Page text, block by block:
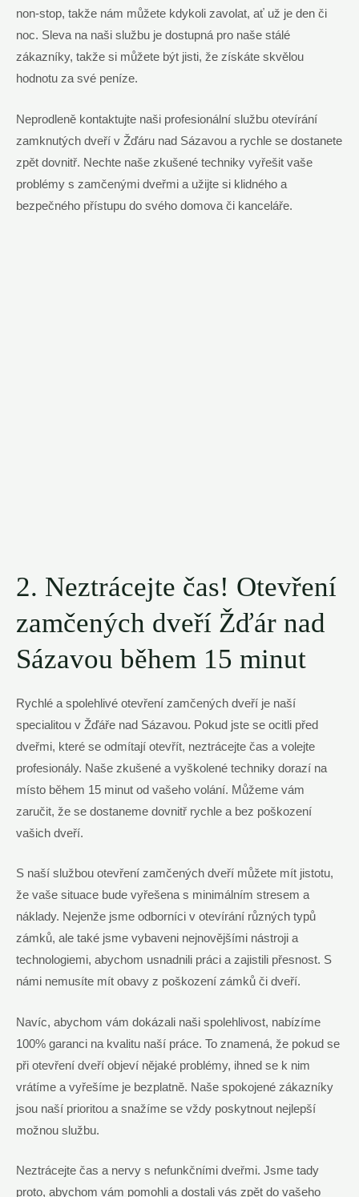
non-stop, takže nám můžete kdykoli zavolat, ať už je den či
noc. Sleva na naši službu je dostupná pro naše stálé
zákazníky, takže si můžete být jisti, že získáte skvělou
hodnotu za své peníze.
Neprodleně kontaktujte naši profesionální službu otevírání
zamknutých dveří v Žďáru nad Sázavou a rychle se dostanete
zpět dovnitř. Nechte naše zkušené techniky vyřešit vaše
problémy s zamčenými dveřmi a užijte si klidného a
bezpečného přístupu do svého domova či kanceláře.
2. Neztrácejte čas! Otevření
zamčených dveří Žďár nad
Sázavou během 15 minut
Rychlé a spolehlivé otevření zamčených dveří je naší
specialitou v Žďáře nad Sázavou. Pokud jste se ocitli před
dveřmi, které se odmítají otevřít, neztrácejte čas a volejte
profesionály. Naše zkušené a vyškolené techniky dorazí na
místo během 15 minut od vašeho volání. Můžeme vám
zaručit, že se dostaneme dovnitř rychle a bez poškození
vašich dveří.
S naší službou otevření zamčených dveří můžete mít jistotu,
že vaše situace bude vyřešena s minimálním stresem a
náklady. Nejenže jsme odborníci v otevírání různých typů
zámků, ale také jsme vybaveni nejnovějšími nástroji a
technologiemi, abychom usnadnili práci a zajistili přesnost. S
námi nemusíte mít obavy z poškození zámků či dveří.
Navíc, abychom vám dokázali naši spolehlivost, nabízíme
100% garanci na kvalitu naší práce. To znamená, že pokud se
při otevření dveří objeví nějaké problémy, ihned se k nim
vrátíme a vyřešíme je bezplatně. Naše spokojené zákazníky
jsou naší prioritou a snažíme se vždy poskytnout nejlepší
možnou službu.
Neztrácejte čas a nervy s nefunkčními dveřmi. Jsme tady
proto, abychom vám pomohli a dostali vás zpět do vašeho